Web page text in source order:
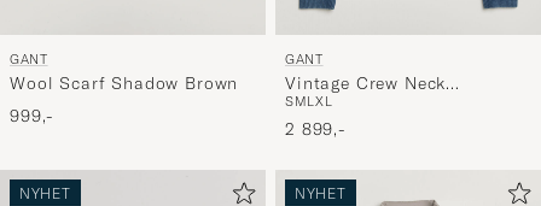
GANT
Wool Scarf Shadow Brown
999,-
GANT
Vintage Crew Neck
Sweatshirt Indigo
SMLXL
2 899,-
NYHET NYHET